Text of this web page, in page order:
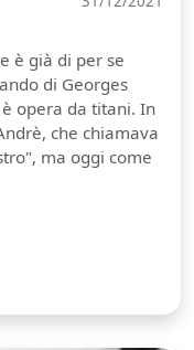
è già di per se
di Georges
opera da titani. In
che chiamava
ma oggi come